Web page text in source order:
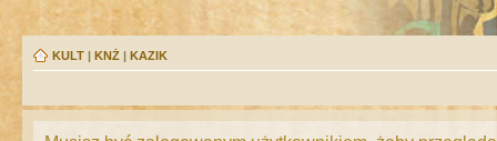
KULT | KNŻ | KAZIK